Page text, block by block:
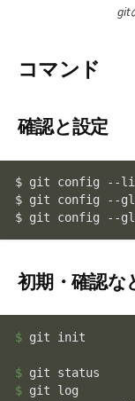
git
コマンド
確認と設定
$ git config
--
$ git config
--
$ git config
--
初期・確認な
$ git init
$
$